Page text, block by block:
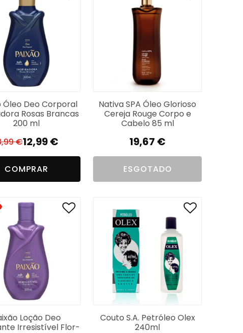
Óleo Deo Corporal
Rosas Brancas
200 ml
€ O
preço
original
era:
12,99€
O
preço
atual
é:
COMPRAR
Nativa SPA Óleo Glorioso
Cereja Rouge Corpo e
Cabelo 85 ml
19,67 €
ESGOTADO
Loção Deo
Irresistível Flor-
Couto S.A. Petróleo Olex
240ml